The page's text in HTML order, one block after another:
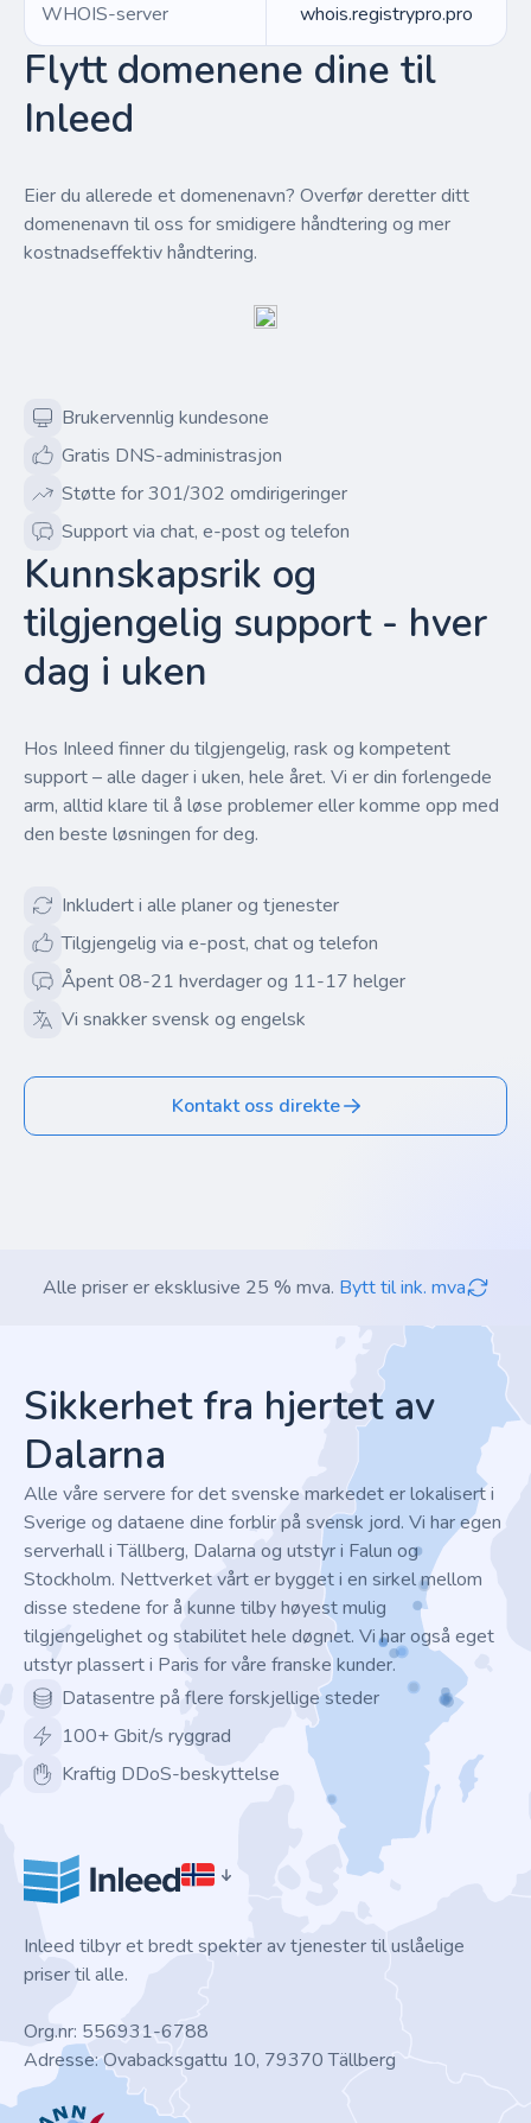
WHOIS-server whois.registrypro.pro
Flytt domenene dine til
Inleed
Eier du allerede et domenenavn? Overfør deretter ditt
domenenavn til oss for smidigere håndtering og mer
kostnadseffektiv håndtering.
Brukervennlig kundesone
Gratis DNS-administrasjon
Støtte for 301/302 omdirigeringer
Support via chat, e-post og telefon
Kunnskapsrik og
tilgjengelig support - hver
dag i uken
Hos Inleed finner du tilgjengelig, rask og kompetent
support – alle dager i uken, hele året. Vi er din forlengede
arm, alltid klare til å løse problemer eller komme opp med
den beste løsningen for deg.
Inkludert i alle planer og tjenester
Tilgjengelig via e-post, chat og telefon
Åpent 08-21 hverdager og 11-17 helger
Vi snakker svensk og engelsk
Kontakt oss direkte
Alle priser er eksklusive 25 % mva. Bytt til ink. mva
Sikkerhet fra hjertet av
Dalarna
Alle våre servere for det svenske markedet er lokalisert i
Sverige og dataene dine forblir på svensk jord. Vi har egen
serverhall i Tällberg, Dalarna og utstyr i Falun og
Stockholm. Nettverket vårt er bygget i en sirkel mellom
disse stedene for å kunne tilby høyest mulig
tilgjengelighet og stabilitet hele døgnet. Vi har også eget
utstyr plassert i Paris for våre franske kunder.
Datasentre på flere forskjellige steder
100+ Gbit/s ryggrad
Kraftig DDoS-beskyttelse
Inleed tilbyr et bredt spekter av tjenester til uslåelige
priser til alle.
Org.nr: 556931-6788
Adresse: Ovabacksgattu 10, 79370 Tällberg
ICANN